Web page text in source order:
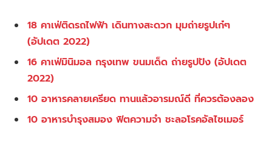
18 คาเฟ่ติดรถไฟฟ้า เดินทางสะดวก มุมถ่ายรูปเก๋ๆ
(อัปเดต 2022)
16 คาเฟ่มินิมอล กรุงเทพ ขนมเด็ด ถ่ายรูปปัง (อัปเดต
2022)
10 อาหารคลายเครียด ทานแล้วอารมณ์ดี ที่ควรต้องลอง
10 อาหารบำรุงสมอง ฟิตความจำ ชะลอโรคอัลไซเมอร์